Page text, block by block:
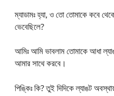
ম্যাডামঃ হ্যা, ও তো তোমাকে কবে
ভেবেছিলে?
আমিঃ আমি ভাবলাম তোমাকে আধা
আমার সাথে করবে।
পিঙ্কিঃ কি? তুই দিদিকে ল্যাঙট